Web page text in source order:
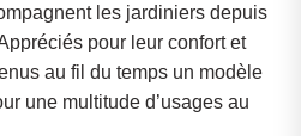
les jardiniers depuis
pour leur confort et
au fil du temps un modèle
une multitude d’usages au